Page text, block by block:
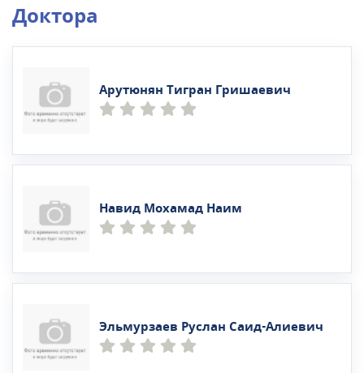
Доктора
Арутюнян Тигран Гришаевич
Навид Мохамад Наим
Эльмурзаев Руслан Саид-Алиевич